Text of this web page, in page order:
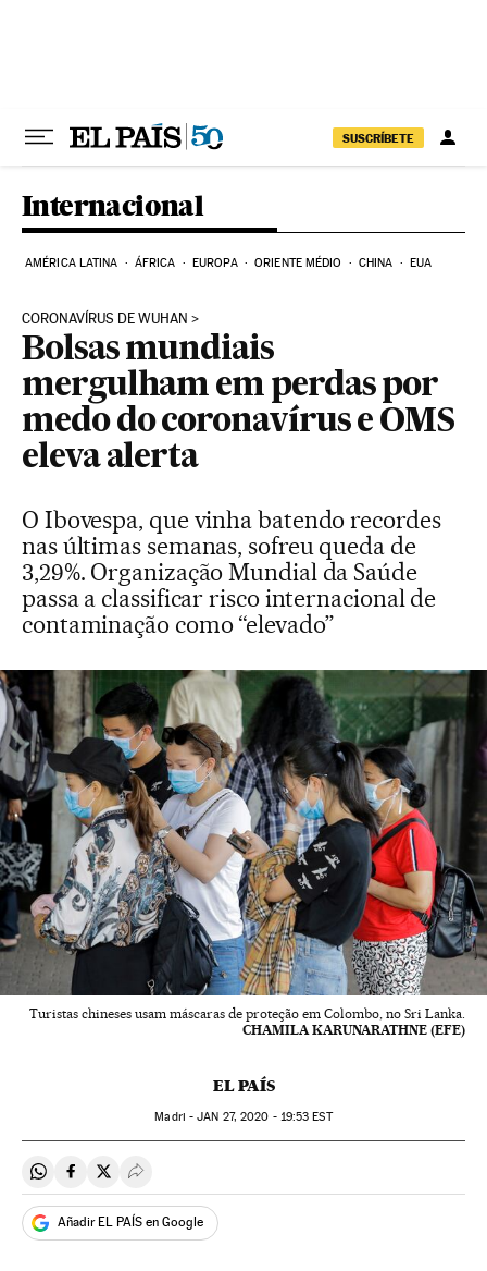
SUSCRÍBETE
Internacional
AMÉRICA LATINA ÁFRICA EUROPA ORIENTE MÉDIO CHINA EUA
CORONAVÍRUS DE WUHAN
Bolsas mundiais
mergulham em perdas por
medo do coronavírus e OMS
eleva alerta
O Ibovespa, que vinha batendo recordes
nas últimas semanas, sofreu queda de
3,29%. Organização Mundial da Saúde
passa a classificar risco internacional de
contaminação como “elevado”
Turistas chineses usam máscaras de proteção em Colombo, no Sri Lanka.
CHAMILA KARUNARATHNE (EFE)
EL PAÍS
Madri -JAN 27, 2020 - 19:53 EST
Compartir en Whatsapp
Compartir en Facebook
Compartir en Twitter
Desplegar Redes Sociales
Añadir EL PAÍS en Google